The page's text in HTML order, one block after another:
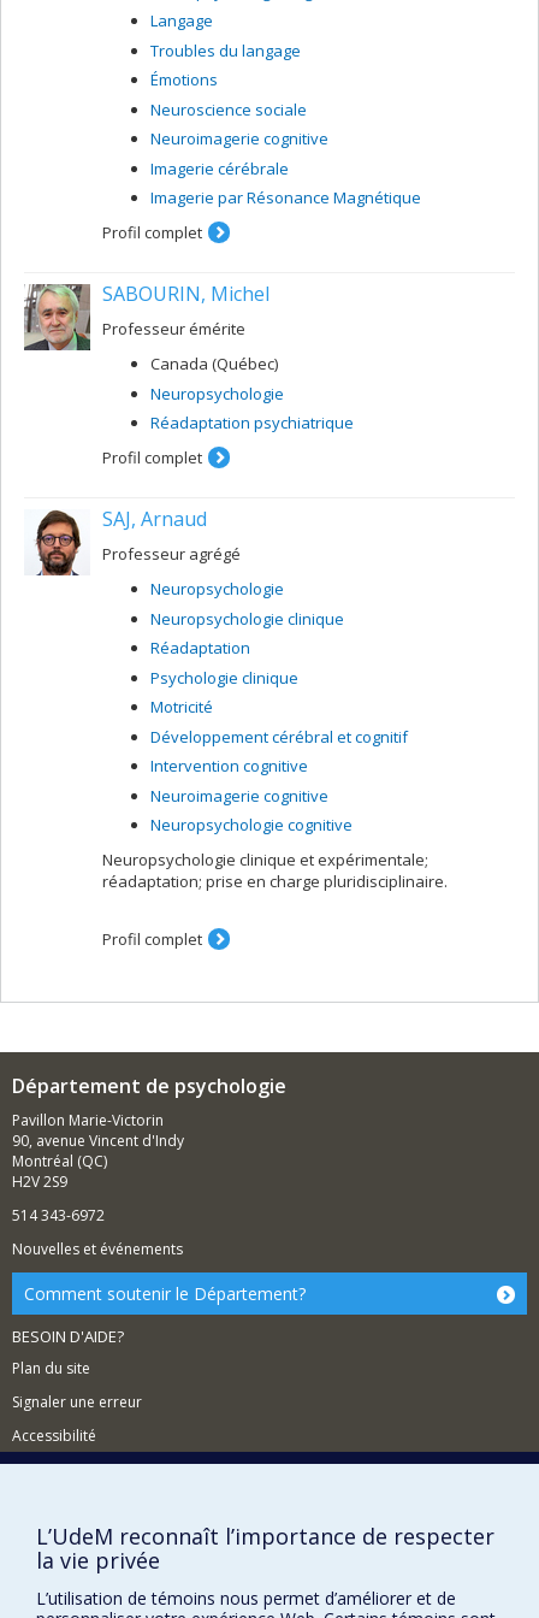
Langage
Troubles du langage
Émotions
Neuroscience sociale
Neuroimagerie cognitive
Imagerie cérébrale
Imagerie par Résonance Magnétique
Profil complet
SABOURIN, Michel
Professeur émérite
Canada (Québec)
Neuropsychologie
Réadaptation psychiatrique
Profil complet
SAJ, Arnaud
Professeur agrégé
Neuropsychologie
Neuropsychologie clinique
Réadaptation
Psychologie clinique
Motricité
Développement cérébral et cognitif
Intervention cognitive
Neuroimagerie cognitive
Neuropsychologie cognitive
Neuropsychologie clinique et expérimentale;
réadaptation; prise en charge pluridisciplinaire.
Profil complet
Département de psychologie
Pavillon Marie-Victorin
90, avenue Vincent d'Indy
Montréal (QC)
H2V 2S9
514 343-6972
Nouvelles et événements
Comment soutenir le Département?
BESOIN D'AIDE?
Plan du site
Signaler une erreur
Accessibilité
Nos départements et écoles
Nos centres d'études
Nos programmes et cours
L’UdeM reconnaît l’importance de respecter
la vie privée
L’utilisation de témoins nous permet d’améliorer et de